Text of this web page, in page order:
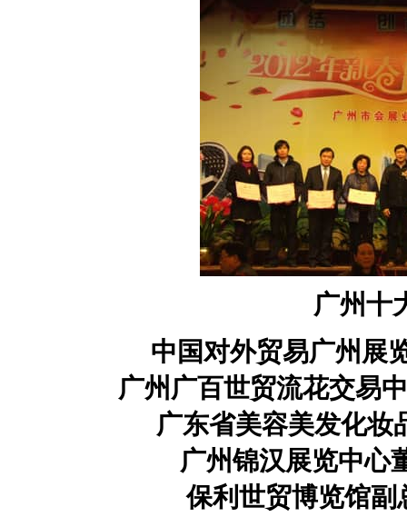
广州十
中国对外贸易广州
广州广百世贸流花交易
广东省美容美发化
广州锦汉展览
保利世贸博览